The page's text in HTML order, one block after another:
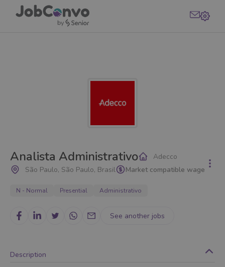
Analista Administrativo
Adecco
São Paulo, São Paulo, Brasil
Market compatible wage
N - Normal Presential Administrativo
See another jobs
Description